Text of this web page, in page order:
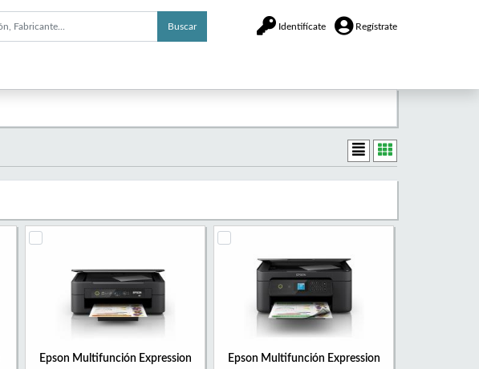
Buscar Identifícate Regístrate
Epson Multifunción Expression
Epson Multifunción Expression